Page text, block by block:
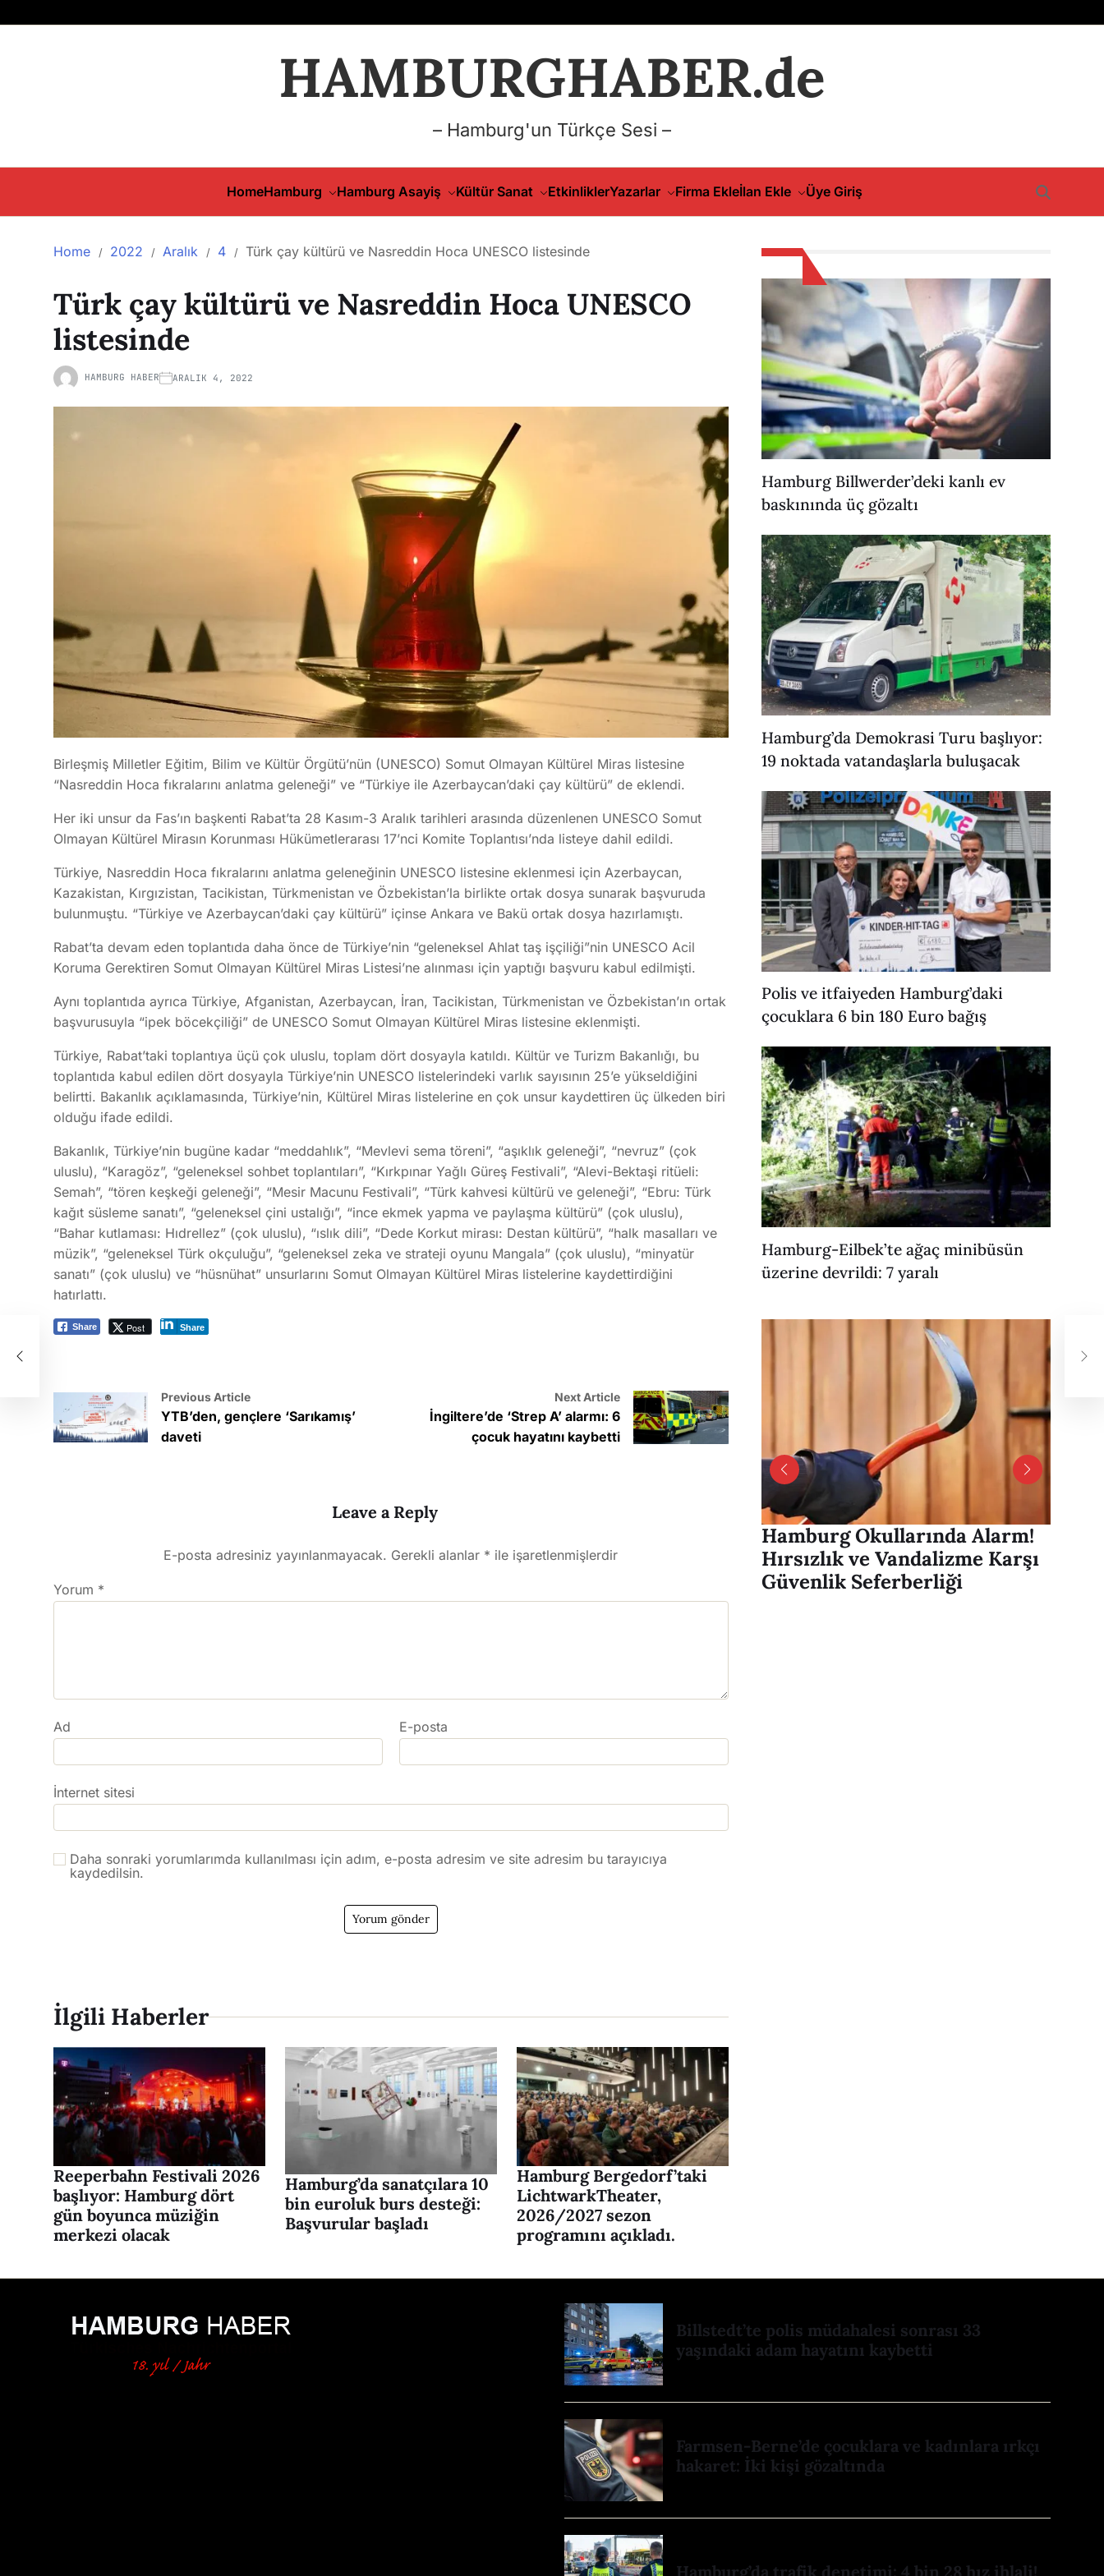
HAMBURGHABER.de
– Hamburg'un Türkçe Sesi –
HomeHamburg Hamburg Asayiş Kültür Sanat EtkinliklerYazarlar Firma Ekleİlan Ekle Üye Giriş
Home 2022 Aralık 4 Türk çay kültürü ve Nasreddin Hoca UNESCO listesinde
Türk çay kültürü ve Nasreddin Hoca UNESCO
listesinde
HAMBURG HABER ARALIK 4, 2022
Birleşmiş Milletler Eğitim, Bilim ve Kültür Örgütü’nün (UNESCO) Somut Olmayan Kültürel Miras listesine
“Nasreddin Hoca fıkralarını anlatma geleneği” ve “Türkiye ile Azerbaycan’daki çay kültürü” de eklendi.
Her iki unsur da Fas’ın başkenti Rabat’ta 28 Kasım-3 Aralık tarihleri arasında düzenlenen UNESCO Somut
Olmayan Kültürel Mirasın Korunması Hükümetlerarası 17’nci Komite Toplantısı’nda listeye dahil edildi.
Türkiye, Nasreddin Hoca fıkralarını anlatma geleneğinin UNESCO listesine eklenmesi için Azerbaycan,
Kazakistan, Kırgızistan, Tacikistan, Türkmenistan ve Özbekistan’la birlikte ortak dosya sunarak başvuruda
bulunmuştu. “Türkiye ve Azerbaycan’daki çay kültürü” içinse Ankara ve Bakü ortak dosya hazırlamıştı.
Rabat’ta devam eden toplantıda daha önce de Türkiye’nin “geleneksel Ahlat taş işçiliği”nin UNESCO Acil
Koruma Gerektiren Somut Olmayan Kültürel Miras Listesi’ne alınması için yaptığı başvuru kabul edilmişti.
Aynı toplantıda ayrıca Türkiye, Afganistan, Azerbaycan, İran, Tacikistan, Türkmenistan ve Özbekistan’ın ortak
başvurusuyla “ipek böcekçiliği” de UNESCO Somut Olmayan Kültürel Miras listesine eklenmişti.
Türkiye, Rabat’taki toplantıya üçü çok uluslu, toplam dört dosyayla katıldı. Kültür ve Turizm Bakanlığı, bu
toplantıda kabul edilen dört dosyayla Türkiye’nin UNESCO listelerindeki varlık sayısının 25’e yükseldiğini
belirtti. Bakanlık açıklamasında, Türkiye’nin, Kültürel Miras listelerine en çok unsur kaydettiren üç ülkeden biri
olduğu ifade edildi.
Bakanlık, Türkiye’nin bugüne kadar “meddahlık”, “Mevlevi sema töreni”, “aşıklık geleneği”, “nevruz” (çok
uluslu), “Karagöz”, “geleneksel sohbet toplantıları”, “Kırkpınar Yağlı Güreş Festivali”, “Alevi-Bektaşi ritüeli:
Semah”, “tören keşkeği geleneği”, “Mesir Macunu Festivali”, “Türk kahvesi kültürü ve geleneği”, “Ebru: Türk
kağıt süsleme sanatı”, “geleneksel çini ustalığı”, “ince ekmek yapma ve paylaşma kültürü” (çok uluslu),
“Bahar kutlaması: Hıdrellez” (çok uluslu), “ıslık dili”, “Dede Korkut mirası: Destan kültürü”, “halk masalları ve
müzik”, “geleneksel Türk okçuluğu”, “geleneksel zeka ve strateji oyunu Mangala” (çok uluslu), “minyatür
sanatı” (çok uluslu) ve “hüsnühat” unsurlarını Somut Olmayan Kültürel Miras listelerine kaydettirdiğini
hatırlattı.
Share Post Share
Previous Article
YTB’den, gençlere ‘Sarıkamış’
daveti
Next Article
İngiltere’de ‘Strep A’ alarmı: 6
çocuk hayatını kaybetti
Leave a Reply
E-posta adresiniz yayınlanmayacak. Gerekli alanlar * ile işaretlenmişlerdir
Yorum *
Ad E-posta
İnternet sitesi
Daha sonraki yorumlarımda kullanılması için adım, e-posta adresim ve site adresim bu tarayıcıya
kaydedilsin.
İlgili Haberler
Reeperbahn Festivali 2026
başlıyor: Hamburg dört
gün boyunca müziğin
merkezi olacak
Hamburg’da sanatçılara 10
bin euroluk burs desteği:
Başvurular başladı
Hamburg Bergedorf’taki
LichtwarkTheater,
2026/2027 sezon
programını açıkladı.
Hamburg Billwerder’deki kanlı ev
baskınında üç gözaltı
Hamburg’da Demokrasi Turu başlıyor:
19 noktada vatandaşlarla buluşacak
Polis ve itfaiyeden Hamburg’daki
çocuklara 6 bin 180 Euro bağış
Hamburg-Eilbek’te ağaç minibüsün
üzerine devrildi: 7 yaralı
Hamburg Okullarında Alarm!
Hırsızlık ve Vandalizme Karşı
Güvenlik Seferberliği
Billstedt’te polis müdahalesi sonrası 33
yaşındaki adam hayatını kaybetti
Farmsen-Berne’de çocuklara ve kadınlara ırkçı
hakaret: İki kişi gözaltında
Hamburg’da trafik denetimi: 4 bin 28 hız ihlali!